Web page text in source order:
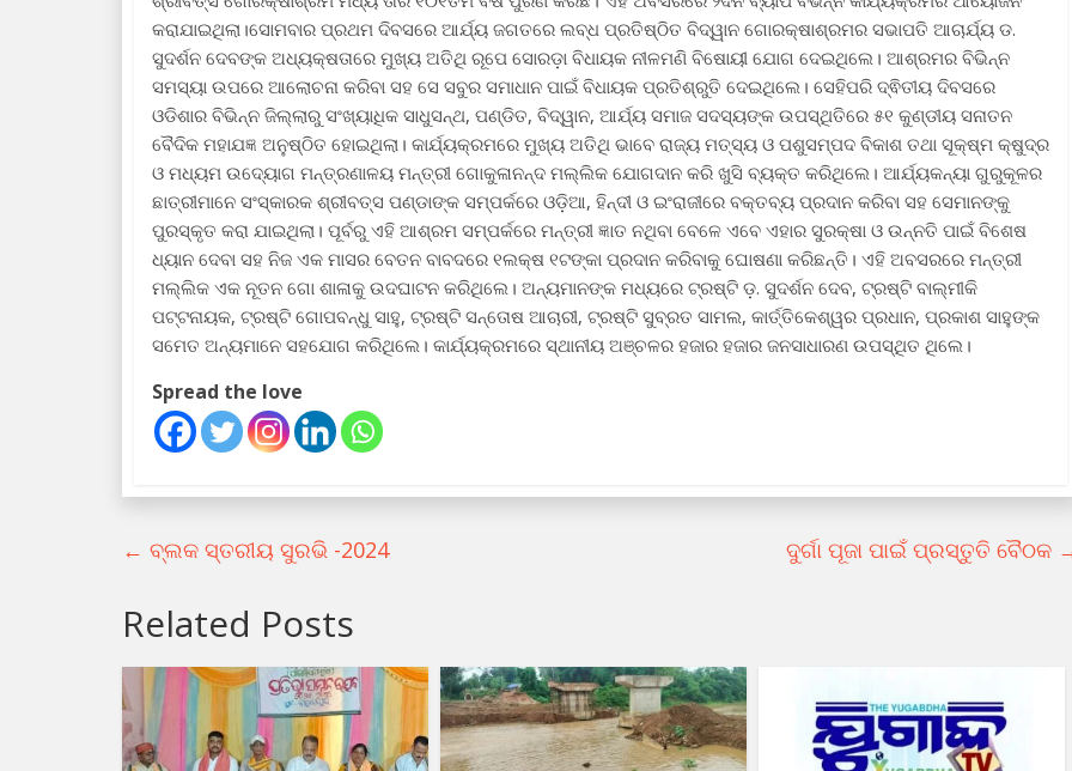
କରାଯାଇଥିଲା।ସୋମବାର ପ୍ରଥମ ଦିବସରେ ଆର୍ଯ୍ୟ ଜଗତରେ ଲବ୍ଧ ପ୍ରତିଷ୍ଠିତ ବିଦ୍ୱାନ ଗୋରକ୍ଷାଶ୍ରମର ସଭାପତି ଆଚାର୍ଯ୍ୟ ଡ.
ସୁଦର୍ଶନ ଦେବଙ୍କ ଅଧ୍ୟକ୍ଷତାରେ ମୁଖ୍ୟ ଅତିଥି ରୂପେ ସୋରଡ଼ା ବିଧାୟକ ନୀଳମଣି ବିଷୋୟୀ ଯୋଗ ଦେଇଥିଲେ। ଆଶ୍ରମର ବିଭିନ୍ନ
ସମସ୍ୟା ଉପରେ ଆଲୋଚନା କରିବା ସହ ସେ ସବୁର ସମାଧାନ ପାଇଁ ବିଧାୟକ ପ୍ରତିଶ୍ରୁତି ଦେଇଥିଲେ। ସେହିପରି ଦ୍ଵିତୀୟ ଦିବସରେ
ଓଡିଶାର ବିଭିନ୍ନ ଜିଲ୍ଲାରୁ ସଂଖ୍ୟାଧିକ ସାଧୁସନ୍ଥ, ପଣ୍ଡିତ, ବିଦ୍ୱାନ, ଆର୍ଯ୍ୟ ସମାଜ ସଦସ୍ୟଙ୍କ ଉପସ୍ଥିତିରେ ୫୧ କୁଣ୍ଡୀୟ ସନାତନ
ବୈଦିକ ମହାଯଜ୍ଞ ଅନୁଷ୍ଠିତ ହୋଇଥିଲା। କାର୍ଯ୍ୟକ୍ରମରେ ମୁଖ୍ୟ ଅତିଥି ଭାବେ ରାଜ୍ୟ ମତ୍ସ୍ୟ ଓ ପଶୁସମ୍ପଦ ବିକାଶ ତଥା ସୂକ୍ଷ୍ମ କ୍ଷୁଦ୍ର
ଓ ମଧ୍ୟମ ଉଦ୍ୟୋଗ ମନ୍ତ୍ରଣାଳୟ ମନ୍ତ୍ରୀ ଗୋକୁଳାନନ୍ଦ ମଲ୍ଲିକ ଯୋଗଦାନ କରି ଖୁସି ବ୍ୟକ୍ତ କରିଥିଲେ। ଆର୍ଯ୍ୟକନ୍ୟା ଗୁରୁକୂଳର
ଛାତ୍ରୀମାନେ ସଂସ୍କାରକ ଶ୍ରୀବତ୍ସ ପଣ୍ଡାଙ୍କ ସମ୍ପର୍କରେ ଓଡ଼ିଆ, ହିନ୍ଦୀ ଓ ଇଂରାଜୀରେ ବକ୍ତବ୍ୟ ପ୍ରଦାନ କରିବା ସହ ସେମାନଙ୍କୁ
ପୁରସ୍କୃତ କରା ଯାଇଥିଲା। ପୂର୍ବରୁ ଏହି ଆଶ୍ରମ ସମ୍ପର୍କରେ ମନ୍ତ୍ରୀ ଜ୍ଞାତ ନଥିବା ବେଳେ ଏବେ ଏହାର ସୁରକ୍ଷା ଓ ଉନ୍ନତି ପାଇଁ ବିଶେଷ
ଧ୍ୟାନ ଦେବା ସହ ନିଜ ଏକ ମାସର ବେତନ ବାବଦରେ ୧ଲକ୍ଷ ୧ଟଙ୍କା ପ୍ରଦାନ କରିବାକୁ ଘୋଷଣା କରିଛନ୍ତି। ଏହି ଅବସରରେ ମନ୍ତ୍ରୀ
ମଲ୍ଲିକ ଏକ ନୂତନ ଗୋ ଶାଳାକୁ ଉଦଘାଟନ କରିଥିଲେ। ଅନ୍ୟମାନଙ୍କ ମଧ୍ୟରେ ଟ୍ରଷ୍ଟି ଡ଼. ସୁଦର୍ଶନ ଦେବ, ଟ୍ରଷ୍ଟି ବାଲ୍ମୀକି
ପଟ୍ଟନାୟକ, ଟ୍ରଷ୍ଟି ଗୋପବନ୍ଧୁ ସାହୁ, ଟ୍ରଷ୍ଟି ସନ୍ତୋଷ ଆଚାରୀ, ଟ୍ରଷ୍ଟି ସୁବ୍ରତ ସାମଲ, କାର୍ତ୍ତିକେଶ୍ୱର ପ୍ରଧାନ, ପ୍ରକାଶ ସାହୁଙ୍କ
ସମେତ ଅନ୍ୟମାନେ ସହଯୋଗ କରିଥିଲେ। କାର୍ଯ୍ୟକ୍ରମରେ ସ୍ଥାନୀୟ ଅଞ୍ଚଳର ହଜାର ହଜାର ଜନସାଧାରଣ ଉପସ୍ଥିତ ଥିଲେ।
Spread the love
← ବ୍ଲକ ସ୍ତରୀୟ ସୁରଭି -2024 ଦୁର୍ଗା ପୂଜା ପାଇଁ ପ୍ରସ୍ତୁତି ବୈଠକ
Related Posts